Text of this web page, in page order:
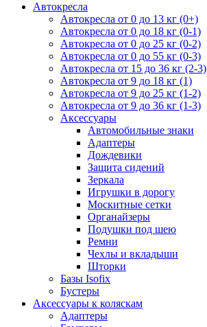
Автокресла
Автокресла от 0 до 13 кг (0+)
Автокресла от 0 до 18 кг (0-1)
Автокресла от 0 до 25 кг (0-2)
Автокресла от 0 до 55 кг (0-3)
Автокресла от 15 до 36 кг (2-3)
Автокресла от 9 до 18 кг (1)
Автокресла от 9 до 25 кг (1-2)
Автокресла от 9 до 36 кг (1-3)
Аксессуары
Автомобильные знаки
Адаптеры
Дождевики
Защита сидений
Зеркала
Игрушки в дорогу
Москитные сетки
Органайзеры
Подушки под шею
Ремни
Чехлы и вкладыши
Шторки
Базы Isofix
Бустеры
Аксессуары к коляскам
Адаптеры